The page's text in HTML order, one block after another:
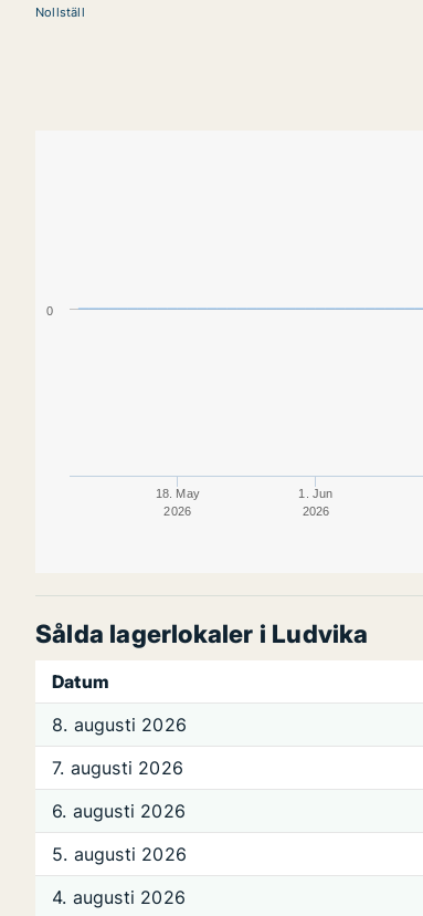
Nollställ
18. May
2026
1. Jun
2026
0
Sålda lagerlokaler i Ludvika
Datum
8. augusti 2026
7. augusti 2026
6. augusti 2026
5. augusti 2026
4. augusti 2026